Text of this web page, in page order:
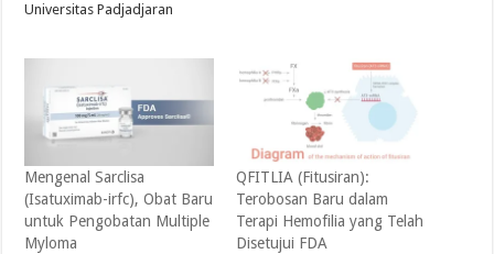
Universitas Padjadjaran
Mengenal Sarclisa
(Isatuximab-irfc), Obat Baru
untuk Pengobatan Multiple
Myloma
QFITLIA (Fitusiran):
Terobosan Baru dalam
Terapi Hemofilia yang Telah
Disetujui FDA